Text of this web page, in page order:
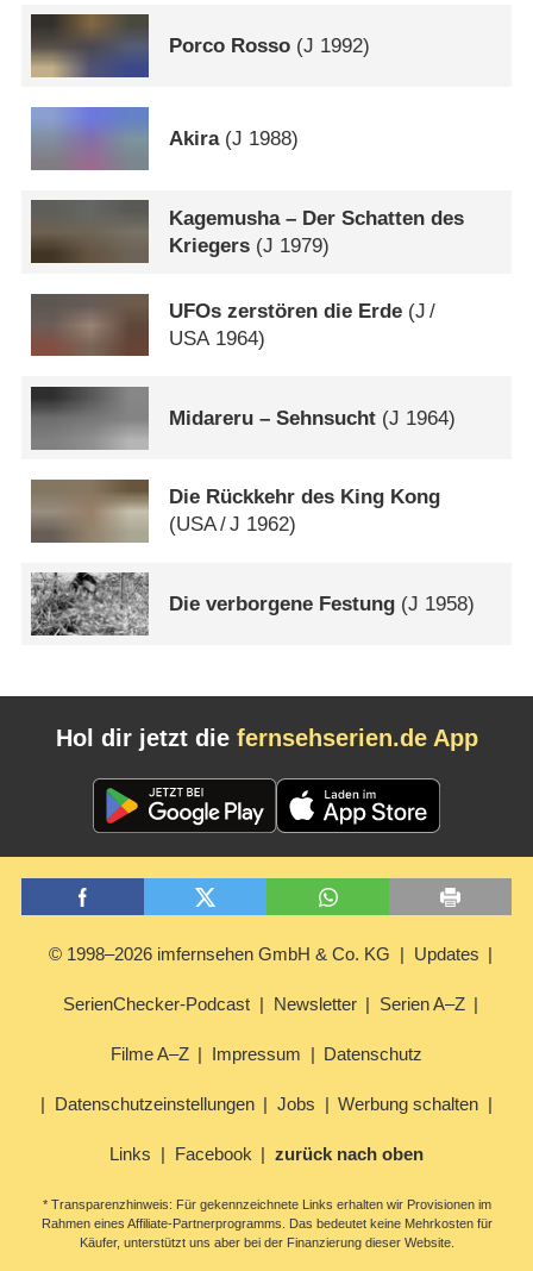
Porco Rosso (J 1992)
Akira(J 1988)
Kagemusha – Der Schatten des
Kriegers (J 1979)
UFOs zerstören die Erde (J /
USA1964)
Midareru – Sehnsucht (J 1964)
Die Rückkehr des King Kong
(USA/J 1962)
Die verborgene Festung (J 1958)
Hol dir jetzt die fernsehserien.de App
© 1998–2026 imfernsehen GmbH & Co. KG Updates
SerienChecker-Podcast Newsletter Serien A–Z
Filme A–Z Impressum Datenschutz
Datenschutzeinstellungen Jobs Werbung schalten
Links Facebook zurück nach oben
* Transparenzhinweis: Für gekennzeichnete Links erhalten wir Provisionen im
Rahmen eines Affiliate-Partnerprogramms. Das bedeutet keine Mehrkosten für
Käufer, unterstützt uns aber bei der Finanzierung dieser Website.